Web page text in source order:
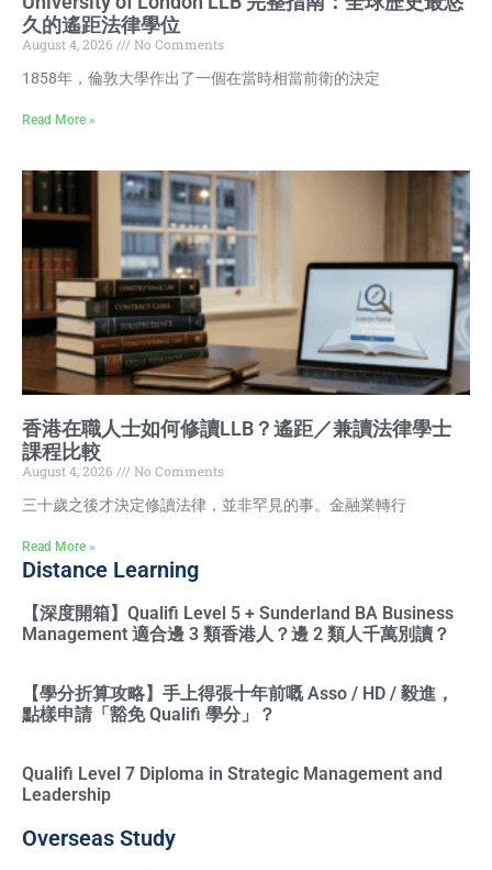
久的遙距法律學位
August 4, 2026
No Comments
1858年，倫敦大學作出了一個在當時相當前衛的決定
Read More »
香港在職人士如何修讀LLB？遙距／兼讀法律學士
課程比較
August 4, 2026
No Comments
三十歲之後才決定修讀法律，並非罕見的事。金融業轉行
Read More »
Distance Learning
【深度開箱】Qualifi Level 5 + Sunderland BA Business
Management 適合邊 3 類香港人？邊 2 類人千萬別讀？
【學分折算攻略】手上得張十年前嘅 Asso / HD / 毅進，
點樣申請「豁免 Qualifi 學分」？
Qualifi Level 7 Diploma in Strategic Management and
Leadership
Overseas Study